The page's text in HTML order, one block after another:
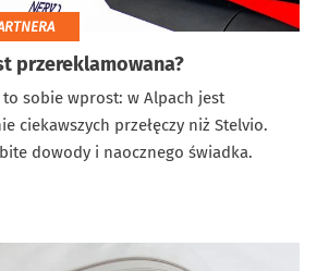
przereklamowana?
sobie wprost: w Alpach jest
ciekawszych przełęczy niż Stelvio.
dowody i naocznego świadka.